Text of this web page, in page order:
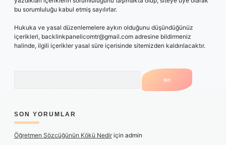
bu sorumluluğu kabul etmiş sayılırlar.
Hukuka ve yasal düzenlemelere aykırı olduğunu düşündüğünüz
içerikleri, backlinkpanelicomtr@gmail.com adresine bildirmeniz
halinde, ilgili içerikler yasal süre içerisinde sitemizden kaldırılacaktır.
SON YORUMLAR
Öğretmen Sözcüğünün Kökü Nediriçin admin